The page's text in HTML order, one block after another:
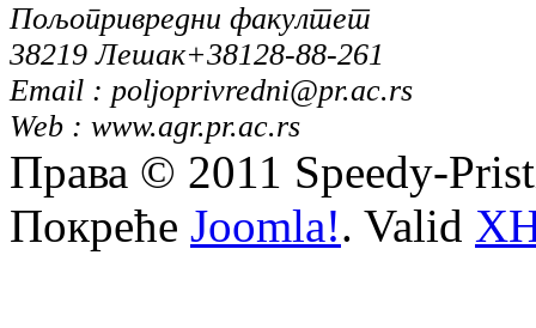
Пољопривредни факултет
38219 Лешак+38128-88-261
Email : poljoprivredni@pr.ac.rs
Web : www.agr.pr.ac.rs
Права © 2011 Speedy-
Покреће Joomla!. Valid